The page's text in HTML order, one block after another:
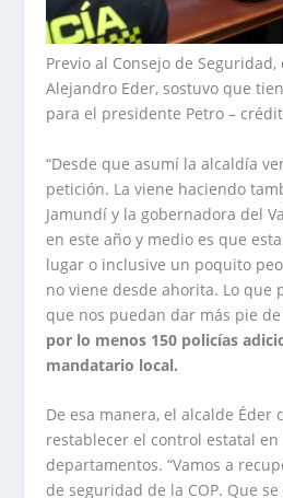
Previo al Consejo de
Alejandro Eder, sostuvo que
para el presidente Petro –
“Desde que asumí la alcaldía
petición. La viene haciendo
Jamundí y la gobernadora del
en este año y medio es que
lugar o inclusive un poquito
no viene desde ahorita. Lo que
que nos puedan dar más pie
por lo menos 150 policías
mandatario local.
De esa manera, el alcalde Éder
restablecer el control estatal en
departamentos. “Vamos a
de seguridad de la COP. Que